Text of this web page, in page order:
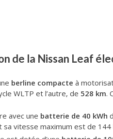
de la Nissan Leaf
berline compacte à
WLTP et l’autre, de 528 km.
avec une batterie de 40 kWh
sa vitesse maximum est de 144